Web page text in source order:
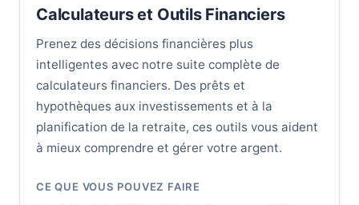
Calculateurs et Outils Financiers
Prenez des décisions financières plus
intelligentes avec notre suite complète de
calculateurs financiers. Des prêts et
hypothèques aux investissements et à la
planification de la retraite, ces outils vous aident
à mieux comprendre et gérer votre argent.
CE QUE VOUS POUVEZ FAIRE